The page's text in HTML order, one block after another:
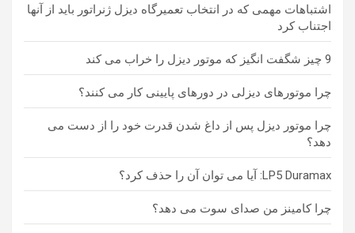
اشتباهات مهمی که در انتخاب تعمیرگاه دیزل ژنراتور باید از آنها
اجتناب کرد
9 چیز شگفت انگیز که موتور دیزل را خراب می کند
چرا موتورهای دیزلی در دورهای پایینی کار می کنند؟
چرا موتور دیزل پس از داغ شدن قدرت خود را از دست می
دهد؟
LP5 Duramax: آیا می توان آن را حذف کرد؟
چرا کامینز من صدای سوت می دهد؟